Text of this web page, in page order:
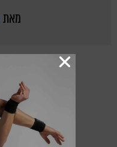
מאת